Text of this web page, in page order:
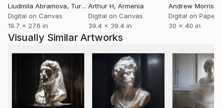
​
Installazioni, interventi ambientali, performance,
sculture, fotografie e qualsiasi altro tipo di
espressione può cambiare il modo di vedere le cose;
Si può mescolare il modo tradizionale, "normale" di
vedere il mondo, con una rappresentazione più
astratta, asettica e precisa.
Liudmila Abramova, Turkey
Digital on Canvas
19.7 x 27.6 in
Arthur H, Armenia
Digital on Canvas
39.4 x 39.4 in
Andrew Morris
Digital on Paper
30 x 40 in
Visually Similar Artworks